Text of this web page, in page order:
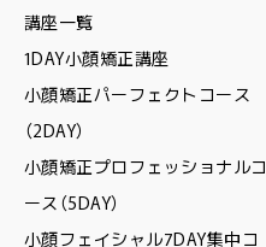
講座一覧
1DAY小顔矯正講座
小顔矯正パーフェクトコース
（2DAY）
小顔矯正プロフェッショナルコ
ース（5DAY）
小顔フェイシャル7DAY集中コ